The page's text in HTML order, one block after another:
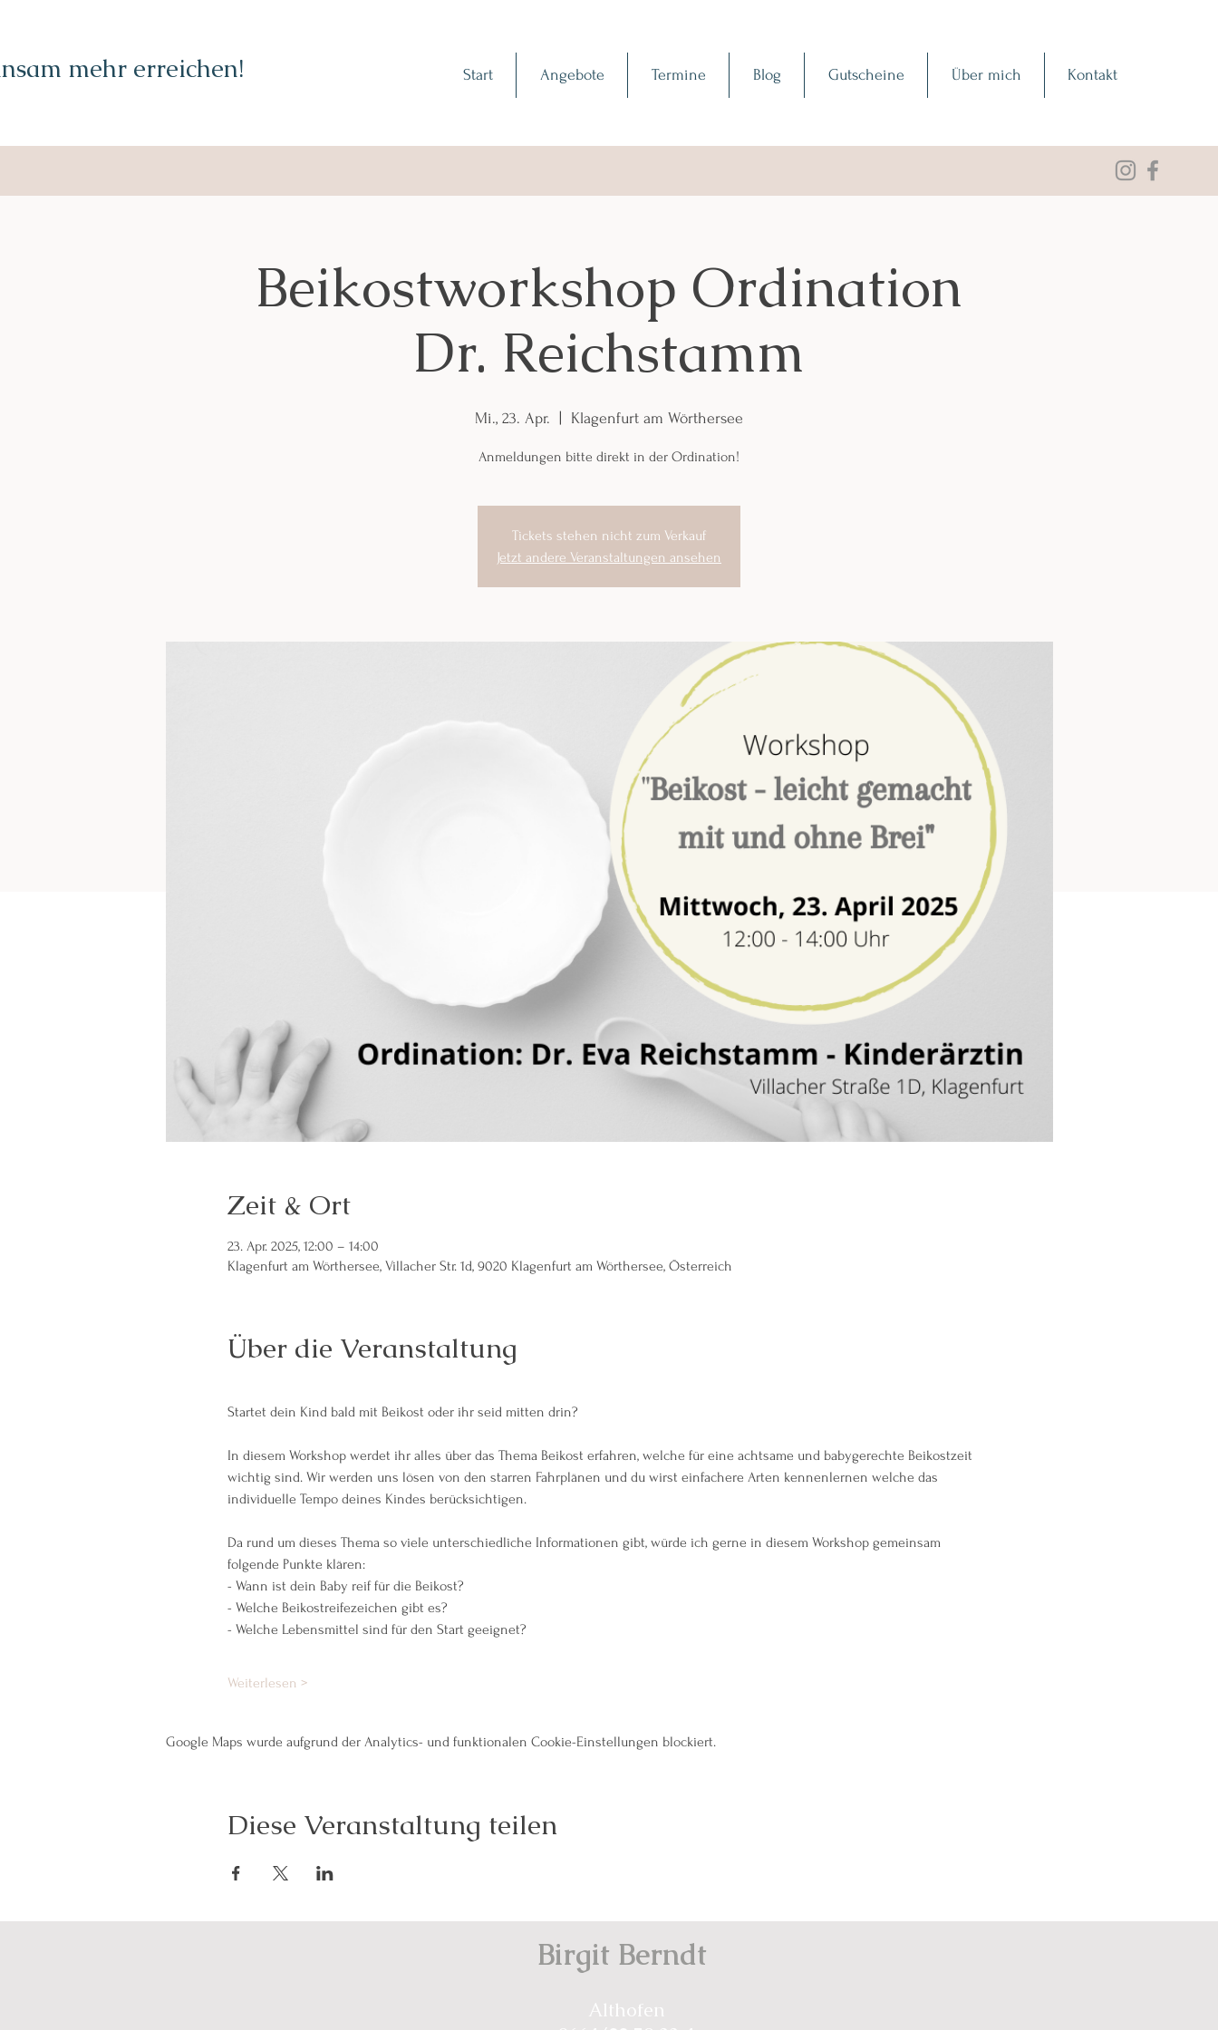
mehr erreichen! Start Angebote Termine Blog Gutscheine Über mich Kontakt
Beikostworkshop Ordination
Dr. Reichstamm
Mi., 23. Apr. Klagenfurt am Wörthersee
Anmeldungen bitte direkt in der Ordination!
Tickets stehen nicht zum Verkauf
Jetzt andere Veranstaltungen ansehen
Zeit & Ort
23. Apr. 2025, 12:00 – 14:00
Klagenfurt am Wörthersee, Villacher Str. 1d, 9020 Klagenfurt am Wörthersee, Österreich
Über die Veranstaltung
Startet dein Kind bald mit Beikost oder ihr seid mitten drin?
In diesem Workshop werdet ihr alles über das Thema Beikost erfahren, welche für eine achtsame und babygerechte Beikostzeit
wichtig sind. Wir werden uns lösen von den starren Fahrplänen und du wirst einfachere Arten kennenlernen welche das
individuelle Tempo deines Kindes berücksichtigen.
Da rund um dieses Thema so viele unterschiedliche Informationen gibt, würde ich gerne in diesem Workshop gemeinsam
folgende Punkte klären:
- Wann ist dein Baby reif für die Beikost?
- Welche Beikostreifezeichen gibt es?
- Welche Lebensmittel sind für den Start geeignet?
Weiterlesen >
Google Maps wurde aufgrund der Analytics- und funktionalen Cookie-Einstellungen blockiert.
Diese Veranstaltung teilen
Birgit Berndt
Althofen